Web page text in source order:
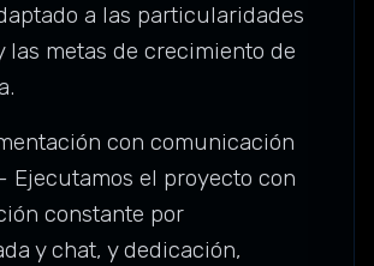
a las particularidades
las metas de crecimiento de
con comunicación
Ejecutamos el proyecto con
constante por
y chat, y dedicación,